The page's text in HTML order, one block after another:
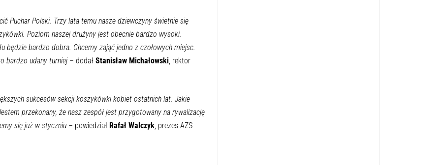
Puchar Polski. Trzy lata temu nasze dziewczyny świetnie się
Poziom naszej drużyny jest obecnie bardzo wysoki.
będzie bardzo dobra. Chcemy zająć jedno z czołowych miejsc.
bardzo udany turniej– dodał Stanisław Michałowski, rektor
sukcesów sekcji koszykówki kobiet ostatnich lat. Jakie
przekonany, że nasz zespół jest przygotowany na rywalizację
się już w styczniu– powiedział Rafał Walczyk, prezes AZS